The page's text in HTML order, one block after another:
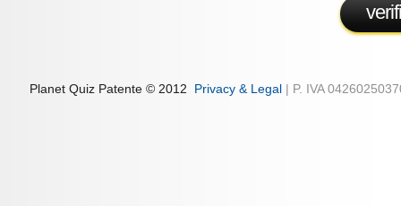
Planet Quiz Patente © 2012 Privacy & Legal | P. IVA